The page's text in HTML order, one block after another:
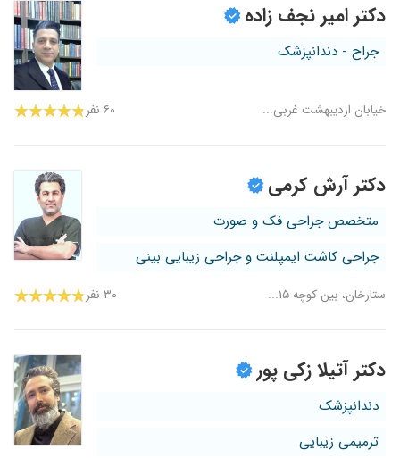
دکتر امیر نجف زاده
جراح - دندانپزشک
خیابان اردیبهشت غربی... ۶۰ نفر
دکتر آرش کرمی
متخصص جراحی فک و صورت
جراحی کاشت ایمپلنت و جراحی زیبایی بینی
ستارخان، بین کوچه ۱۵... ۳۰ نفر
دکتر آتیلا زکی پور
دندانپزشک
ترمیمی زیبایی